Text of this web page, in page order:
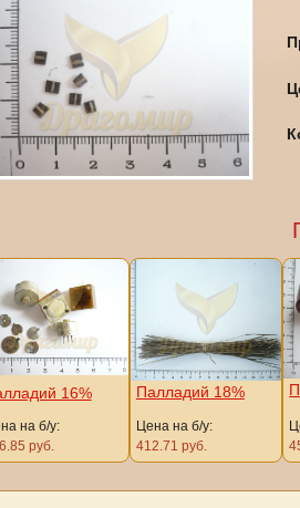
16%
на б/у:
руб.
Палладий 18%
Цена на б/у:
412.71 руб.